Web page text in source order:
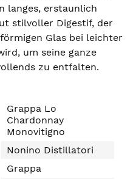
langes, erstaunlich
stilvoller Digestif, der
Glas bei leichter
um seine ganze
zu entfalten.
Grappa Lo
Chardonnay
Monovitigno
Nonino Distillatori
Grappa